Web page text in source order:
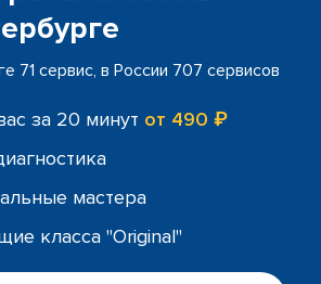
71 сервис, в России 707 сервисов
за 20 минут от 490 ₽
мастера
класса "Original"